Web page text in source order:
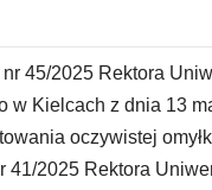
45/2025 Rektora
w Kielcach z dnia 13
oczywistej
41/2025 Rektora